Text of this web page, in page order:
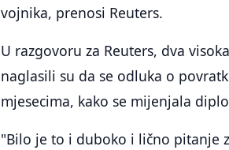
vojnika, prenosi Reuters.
U razgovoru za Reuters, dva
naglasili su da se odluka o
mjesecima, kako se mijenjala
"Bilo je to i duboko i lično pitanje